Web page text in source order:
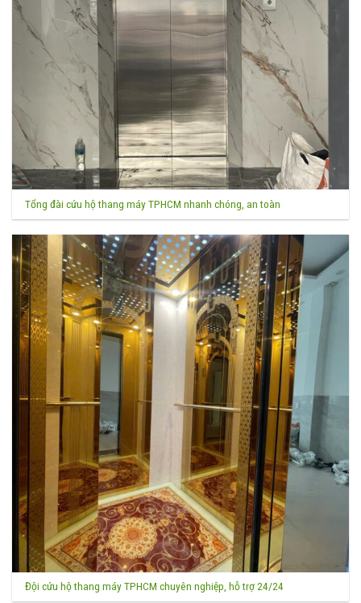
Tổng đài cứu hộ thang máy TPHCM nhanh chóng, an toàn
Đội cứu hộ thang máy TPHCM chuyên nghiệp, hỗ trợ 24/24